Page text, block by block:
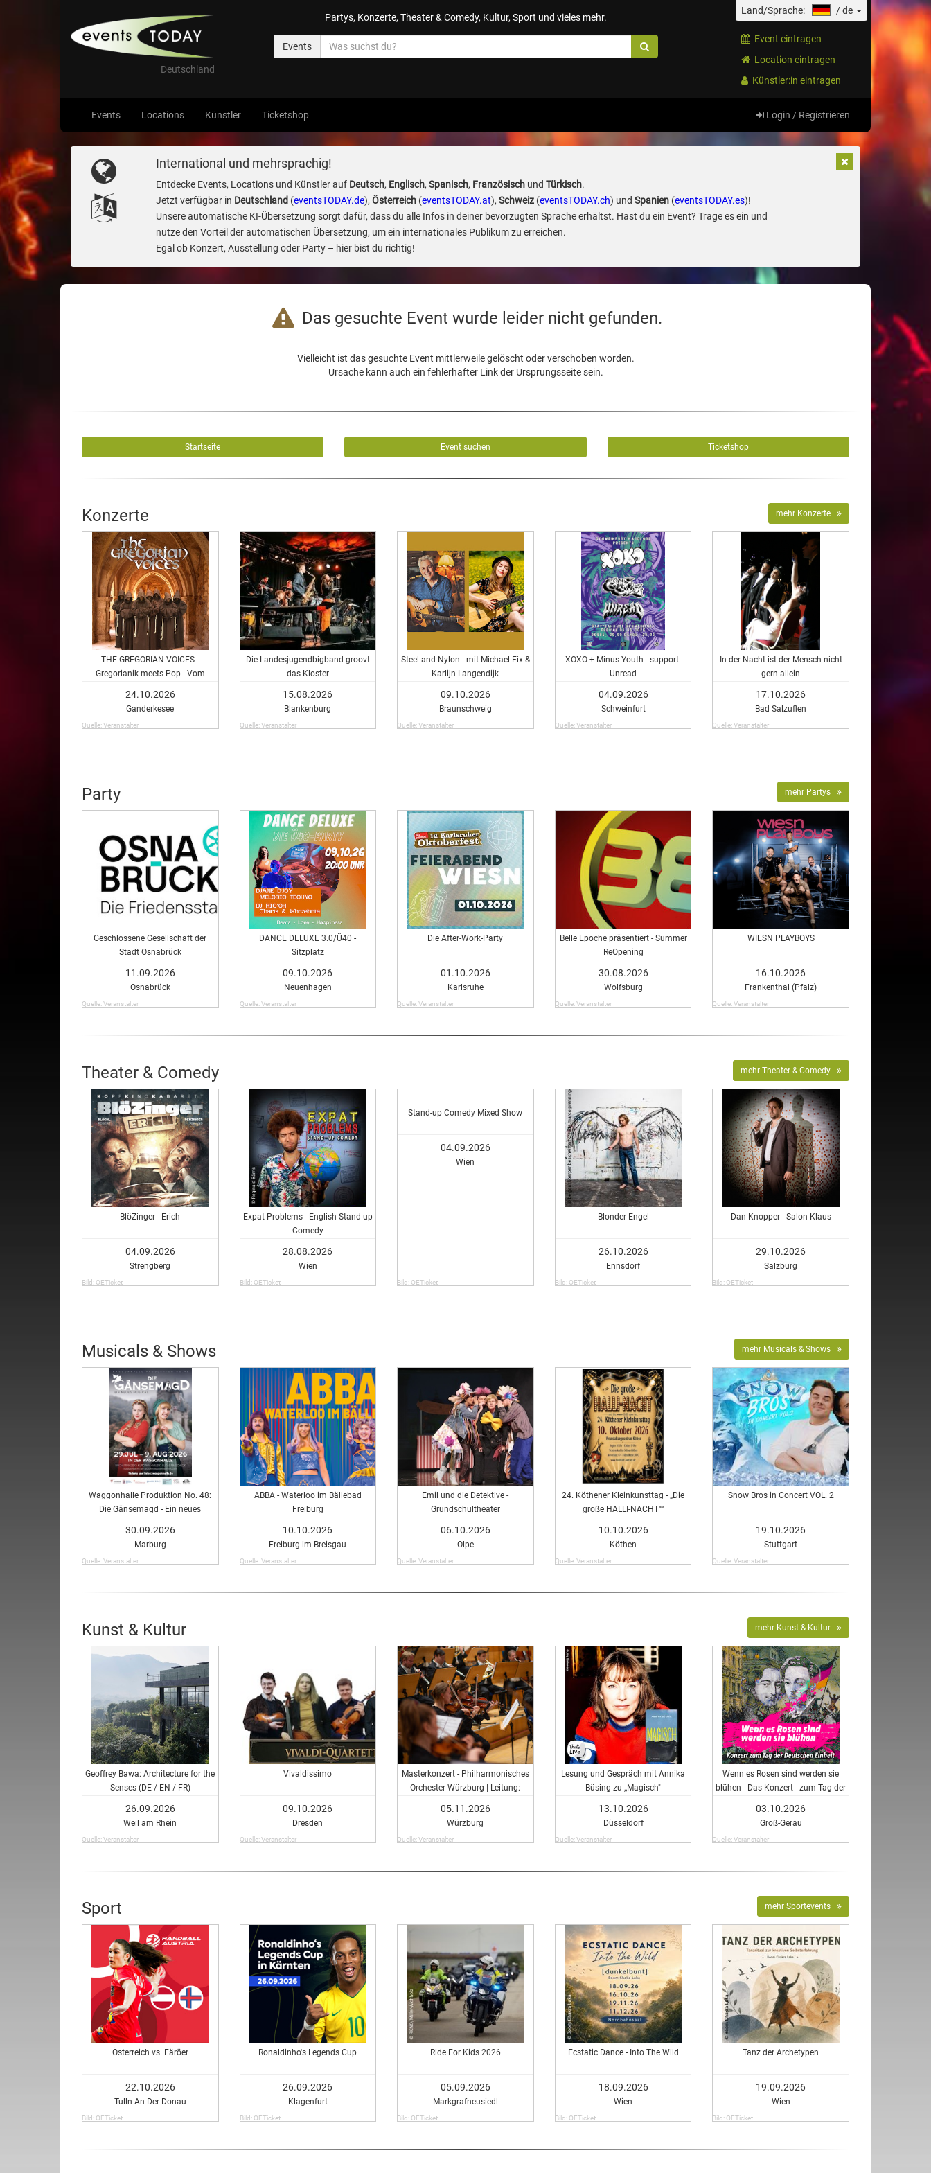
Deutschland
Partys, Konzerte, Theater & Comedy, Kultur, Sport und vieles mehr.
Events
Land/Sprache: /de
Event eintragen
Location eintragen
Künstler:in eintragen
Events Locations Künstler Ticketshop Login / Registrieren
International und mehrsprachig!
Entdecke Events, Locations und Künstler auf Deutsch, Englisch, Spanisch, Französischund Türkisch.
Jetzt verfügbar in Deutschland (eventsTODAY.de), Österreich(eventsTODAY.at), Schweiz(eventsTODAY.ch) und Spanien(eventsTODAY.es)!
Unsere automatische KI-Übersetzung sorgt dafür, dass du alle Infos in deiner bevorzugten Sprache erhältst. Hast du ein Event? Trage es ein und
nutze den Vorteil der automatischen Übersetzung, um ein internationales Publikum zu erreichen.
Egal ob Konzert, Ausstellung oder Party – hier bist du richtig!
Das gesuchte Event wurde leider nicht gefunden.
Vielleicht ist das gesuchte Event mittlerweile gelöscht oder verschoben worden.
Ursache kann auch ein fehlerhafter Link der Ursprungsseite sein.
Startseite Event suchen Ticketshop
Konzerte mehr Konzerte
THE GREGORIAN VOICES -
Gregorianik meets Pop - Vom
24.10.2026
Ganderkesee
Quelle: Veranstalter
Die Landesjugendbigband groovt
das Kloster
15.08.2026
Blankenburg
Quelle: Veranstalter
Steel and Nylon - mit Michael Fix &
Karlijn Langendijk
09.10.2026
Braunschweig
Quelle: Veranstalter
XOXO + Minus Youth - support:
Unread
04.09.2026
Schweinfurt
Quelle: Veranstalter
In der Nacht ist der Mensch nicht
gern allein
17.10.2026
Bad Salzuflen
Quelle: Veranstalter
Party mehr Partys
Geschlossene Gesellschaft der
Stadt Osnabrück
11.09.2026
Osnabrück
Quelle: Veranstalter
DANCE DELUXE 3.0/Ü40 -
Sitzplatz
09.10.2026
Neuenhagen
Quelle: Veranstalter
Die After-Work-Party
01.10.2026
Karlsruhe
Quelle: Veranstalter
Belle Epoche präsentiert - Summer
ReOpening
30.08.2026
Wolfsburg
Quelle: Veranstalter
WIESN PLAYBOYS
16.10.2026
Frankenthal (Pfalz)
Quelle: Veranstalter
Theater & Comedy mehr Theater & Comedy
BlöZinger - Erich
04.09.2026
Strengberg
Bild: OETicket
Expat Problems - English Stand-up
Comedy
28.08.2026
Wien
Bild: OETicket
Stand-up Comedy Mixed Show
04.09.2026
Wien
Bild: OETicket
Blonder Engel
26.10.2026
Ennsdorf
Bild: OETicket
Dan Knopper - Salon Klaus
29.10.2026
Salzburg
Bild: OETicket
Musicals & Shows mehr Musicals & Shows
Waggonhalle Produktion No. 48:
Die Gänsemagd - Ein neues
30.09.2026
Marburg
Quelle: Veranstalter
ABBA - Waterloo im Bällebad
Freiburg
10.10.2026
Freiburg im Breisgau
Quelle: Veranstalter
Emil und die Detektive -
Grundschultheater
06.10.2026
Olpe
Quelle: Veranstalter
24. Köthener Kleinkunsttag - „Die
große HALLI-NACHT"“
10.10.2026
Köthen
Quelle: Veranstalter
Snow Bros in Concert VOL. 2
19.10.2026
Stuttgart
Quelle: Veranstalter
Kunst & Kultur mehr Kunst & Kultur
Geoffrey Bawa: Architecture for the
Senses (DE / EN / FR)
26.09.2026
Weil am Rhein
Quelle: Veranstalter
Vivaldissimo
09.10.2026
Dresden
Quelle: Veranstalter
Masterkonzert - Philharmonisches
Orchester Würzburg | Leitung:
05.11.2026
Würzburg
Quelle: Veranstalter
Lesung und Gespräch mit Annika
Büsing zu ,,Magisch"
13.10.2026
Düsseldorf
Quelle: Veranstalter
Wenn es Rosen sind werden sie
blühen - Das Konzert - zum Tag der
03.10.2026
Groß-Gerau
Quelle: Veranstalter
Sport mehr Sportevents
Österreich vs. Färöer
22.10.2026
Tulln An Der Donau
Bild: OETicket
Ronaldinho's Legends Cup
26.09.2026
Klagenfurt
Bild: OETicket
Ride For Kids 2026
05.09.2026
Markgrafneusiedl
Bild: OETicket
Ecstatic Dance - Into The Wild
18.09.2026
Wien
Bild: OETicket
Tanz der Archetypen
19.09.2026
Wien
Bild: OETicket